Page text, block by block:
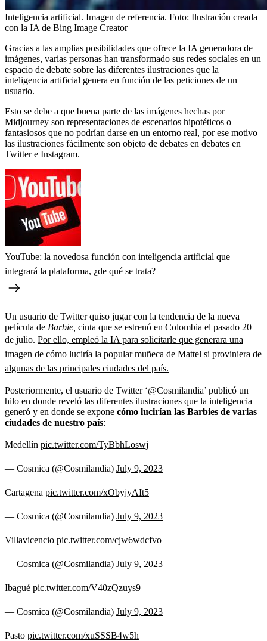
Inteligencia artificial. Imagen de referencia. Foto: Ilustración creada
con la IA de Bing Image Creator
Gracias a las amplias posibilidades que ofrece la IA generadora de
imágenes, varias personas han transformado sus redes sociales en un
espacio de debate sobre las diferentes ilustraciones que la
inteligencia artificial genera en función de las peticiones de un
usuario.
Esto se debe a que buena parte de las imágenes hechas por
Midjourney son representaciones de escenarios hipotéticos o
fantasiosos que no podrían darse en un entorno real, por ese motivo
las ilustraciones fácilmente son objeto de debates en debates en
Twitter e Instagram.
YouTube: la novedosa función con inteligencia artificial que
integrará la plataforma, ¿de qué se trata?
Un usuario de Twitter quiso jugar con la tendencia de la nueva
película de Barbie, cinta que se estrenó en Colombia el pasado 20
de julio. Por ello, empleó la IA para solicitarle que generara una
imagen de cómo luciría la popular muñeca de Mattel si proviniera de
algunas de las principales ciudades del país.
Posteriormente, el usuario de Twitter ‘@Cosmilandia’ publicó un
hilo en donde reveló las diferentes ilustraciones que la inteligencia
generó y en donde se expone cómo lucirían las Barbies de varias
ciudades de nuestro país:
Medellín pic.twitter.com/TyBbhLoswj
— Cosmica (@Cosmilandia) July 9, 2023
Cartagena pic.twitter.com/xObyjyAIt5
— Cosmica (@Cosmilandia) July 9, 2023
Villavicencio pic.twitter.com/cjw6wdcfvo
— Cosmica (@Cosmilandia) July 9, 2023
Ibagué pic.twitter.com/V40zQzuys9
— Cosmica (@Cosmilandia) July 9, 2023
Pasto pic.twitter.com/xuSSSB4w5h